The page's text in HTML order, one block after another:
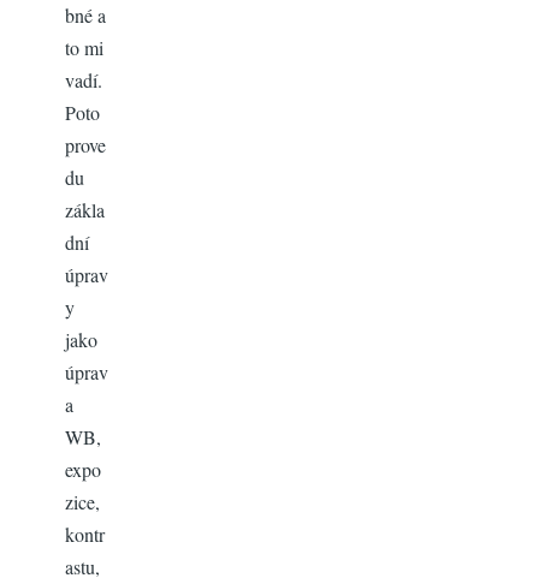
bné a
to mi
vadí.
Poto
prove
du
zákla
dní
úprav
y
jako
úprav
a
WB,
expo
zice,
kontr
astu,